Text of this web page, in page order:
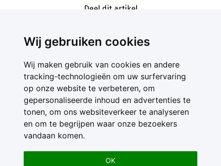
Wij gebruiken cookies
Wij maken gebruik van cookies en andere
tracking-technologieën om uw surfervaring
op onze website te verbeteren, om
gepersonaliseerde inhoud en advertenties te
tonen, om ons websiteverkeer te analyseren
en om te begrijpen waar onze bezoekers
vandaan komen.
OK
Deel dit artikel
Contact
Feedback
Nieuwsbrief
Adverteren
Gebruikersvoorwaarden
Privacy Statement